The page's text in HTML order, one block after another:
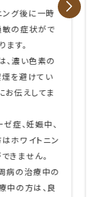
一時
で
素の
い
てま
中、
ニン
。
中の
、良